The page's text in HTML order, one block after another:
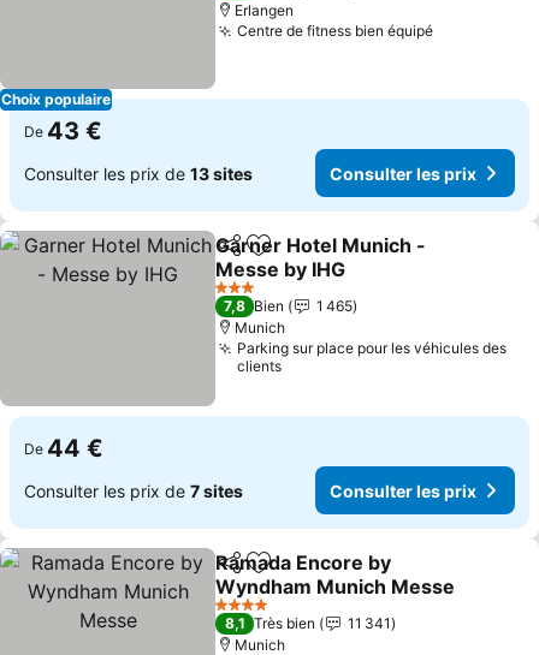
Choix populaire
Erlangen
Centre de fitness bien équipéConsulter
De 43 €
Consulter les prix de 13 sites Consulter les prix
PartagerAjouter à mes favoris
Garner Hotel Munich -
Messe by IHG
Consulter les prix
3 Étoiles
7,8 Bien
1 465
Munich
Parking sur place pour les véhicules des
clients
De 44 €
Consulter les prix de 7 sites Consulter les prix
PartagerAjouter à mes favoris
Ramada Encore by
Wyndham Munich Messe
Consulter les prix
4 Étoiles
8,1 Très bien
11 341
Munich